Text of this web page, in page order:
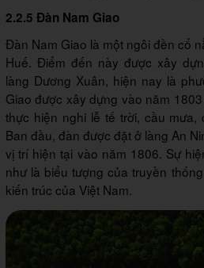
2.2.5 Đàn Nam Giao
Đàn Nam Giao là một ngôi đền cổ
Huế. Điểm đến này được xây
làng Dương Xuân, hiện nay là
Giao được xây dựng vào năm
thực hiện nghi lễ tế trời, cầu
Ban đầu, đàn được đặt ở làng An
vị trí hiện tại vào năm 1806. Sự
như là biểu tượng của truyền
kiến trúc của Việt Nam.